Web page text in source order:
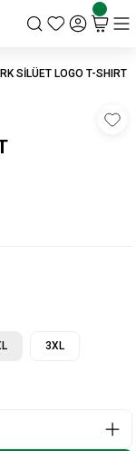
SİLÜET LOGO T-SHIRT
3XL